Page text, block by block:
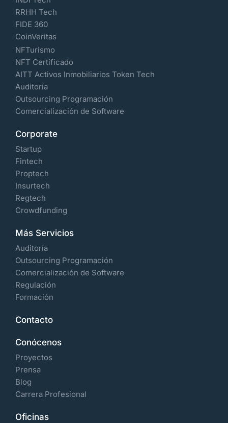
RRHH Tech
FIDE 360
CoinVeritas
NFTurismo
NFT Certificado
AITT Activos Inmobiliarios Token Tech
Auditoría
Outsourcing Programación
Comercialización de Software
Corporate
Startup
Fintech
Proptech
Insurtech
Regtech
Crowdfunding
Más Servicios
Auditoría
Outsourcing Programación
Comercialización de Software
Regulación
Formación
Contacto
Conócenos
Proyectos
Prensa
Blog
Carrera Profesional
Oficinas